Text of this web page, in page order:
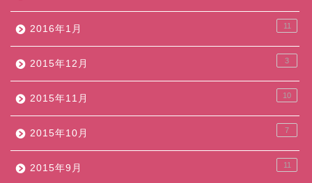
2016年1月 11
2015年12月 3
2015年11月 10
2015年10月 7
2015年9月 11